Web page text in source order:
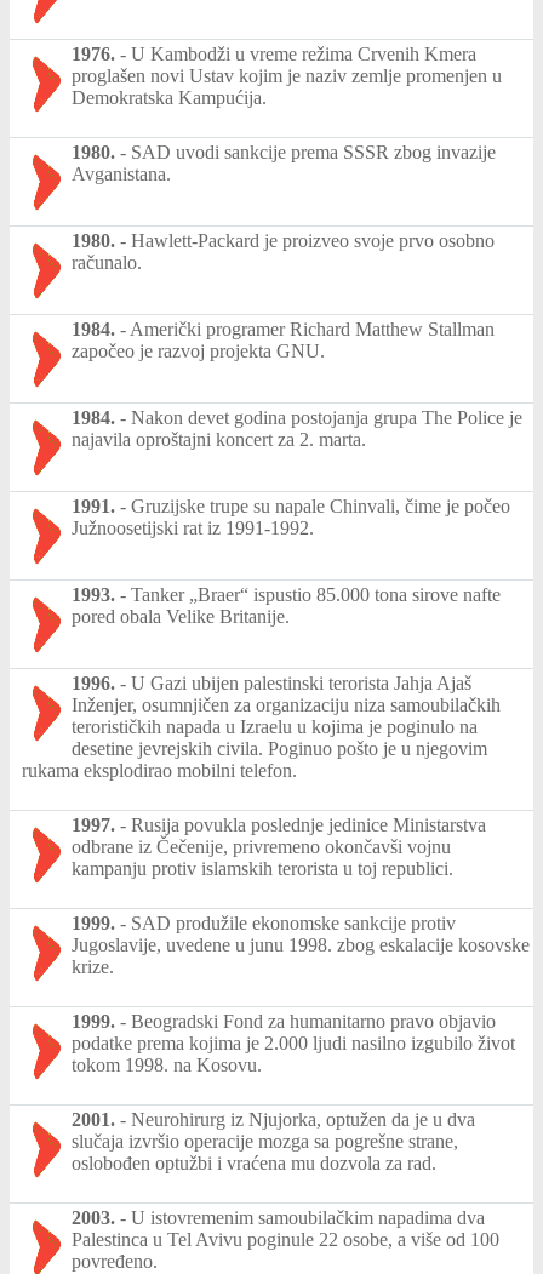
1976. - U Kambodži u vreme režima Crvenih Kmera
proglašen novi Ustav kojim je naziv zemlje promenjen u
Demokratska Kampućija.
1980. - SAD uvodi sankcije prema SSSR zbog invazije
Avganistana.
1980. - Hawlett-Packard je proizveo svoje prvo osobno
računalo.
1984. - Američki programer Richard Matthew Stallman
započeo je razvoj projekta GNU.
1984. - Nakon devet godina postojanja grupa The Police je
najavila oproštajni koncert za 2. marta.
1991. - Gruzijske trupe su napale Chinvali, čime je počeo
Južnoosetijski rat iz 1991-1992.
1993. - Tanker „Braer“ ispustio 85.000 tona sirove nafte
pored obala Velike Britanije.
1996. - U Gazi ubijen palestinski terorista Jahja Ajaš
Inženjer, osumnjičen za organizaciju niza samoubilačkih
terorističkih napada u Izraelu u kojima je poginulo na
desetine jevrejskih civila. Poginuo pošto je u njegovim
rukama eksplodirao mobilni telefon.
1997. - Rusija povukla poslednje jedinice Ministarstva
odbrane iz Čečenije, privremeno okončavši vojnu
kampanju protiv islamskih terorista u toj republici.
1999. - SAD produžile ekonomske sankcije protiv
Jugoslavije, uvedene u junu 1998. zbog eskalacije kosovske
krize.
1999. - Beogradski Fond za humanitarno pravo objavio
podatke prema kojima je 2.000 ljudi nasilno izgubilo život
tokom 1998. na Kosovu.
2001. - Neurohirurg iz Njujorka, optužen da je u dva
slučaja izvršio operacije mozga sa pogrešne strane,
oslobođen optužbi i vraćena mu dozvola za rad.
2003. - U istovremenim samoubilačkim napadima dva
Palestinca u Tel Avivu poginule 22 osobe, a više od 100
povređeno.